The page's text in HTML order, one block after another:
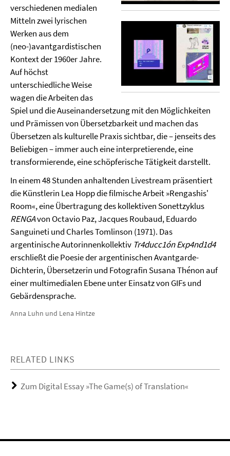
verschiedenen medialen
Mitteln zwei lyrischen
Werken aus dem
(neo-)avantgardistischen
Kontext der 1960er Jahre.
Auf höchst
unterschiedliche Weise
wagen die Arbeiten das
Spiel und die Auseinandersetzung mit den Möglichkeiten
und Prämissen von Übersetzbarkeit und machen das
Übersetzen als kulturelle Praxis sichtbar, die – jenseits des
Beliebigen – immer auch eine interpretierende, eine
transformierende, eine schöpferische Tätigkeit darstellt.
In einem 48 Stunden anhaltenden Livestream präsentiert
die Künstlerin Lea Hopp die filmische Arbeit »Rengashis'
Room«, eine Übertragung des kollektiven Sonettzyklus
RENGAvon Octavio Paz, Jacques Roubaud, Eduardo
Sanguineti und Charles Tomlinson (1971). Das
argentinische Autorinnenkollektiv Tr4ducc1ón Exp4nd1d4
erschließt die Poesie der argentinischen Avantgarde-
Dichterin, Übersetzerin und Fotografin Susana Thénon auf
einer multimedialen Ebene unter Einsatz von GIFs und
Gebärdensprache.
Anna Luhn und Lena Hintze
RELATED LINKS
Zum Digital Essay »The Game(s) of Translation«